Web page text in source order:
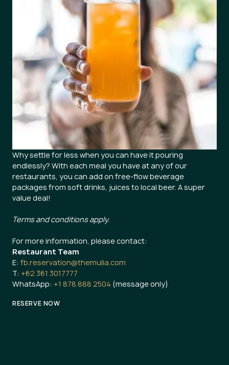
Why settle for less when you can have it pouring
endlessly? With each meal you have at any of our
restaurants, you can add on free-flow beverage
packages from soft drinks, juices to local beer. A super
value deal!
Terms and conditions apply.
For more information, please contact:
Restaurant Team
E: fb.reservation@themulia.com
T: +62 361 3017777
WhatsApp: +1 878 888 2504 (message only)
RESERVE NOW